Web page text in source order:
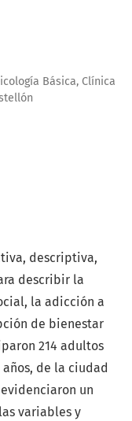
Básica, Clínica
descriptiva,
describir la
la adicción a
de bienestar
214 adultos
de la ciudad
un
variables y